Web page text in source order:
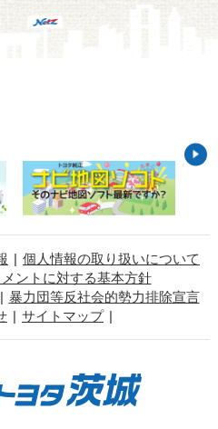
個人情報の取り扱いについて
ントに対する基本方針
暴力団等反社会的勢力排除宣言
サイトマップ